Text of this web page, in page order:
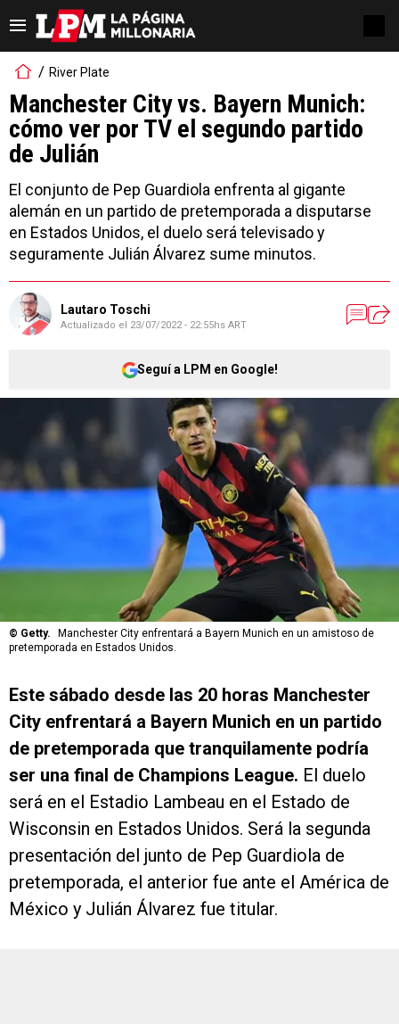
River Plate
Manchester City vs. Bayern Munich:
cómo ver por TV el segundo partido
de Julián
El conjunto de Pep Guardiola enfrenta al gigante
alemán en un partido de pretemporada a disputarse
en Estados Unidos, el duelo será televisado y
seguramente Julián Álvarez sume minutos.
Lautaro Toschi
Actualizado el 23/07/2022 - 22:55hs ART
Seguí a LPM en Google!
© Getty.
Manchester City enfrentará a Bayern Munich en un amistoso de
pretemporada en Estados Unidos.
Este sábado desde las 20 horas Manchester
City enfrentará a Bayern Munich en un partido
de pretemporada que tranquilamente podría
ser una final de Champions League. El duelo
será en el Estadio Lambeau en el Estado de
Wisconsin en Estados Unidos. Será la segunda
presentación del junto de Pep Guardiola de
pretemporada, el anterior fue ante el América de
México y Julián Álvarez fue titular.